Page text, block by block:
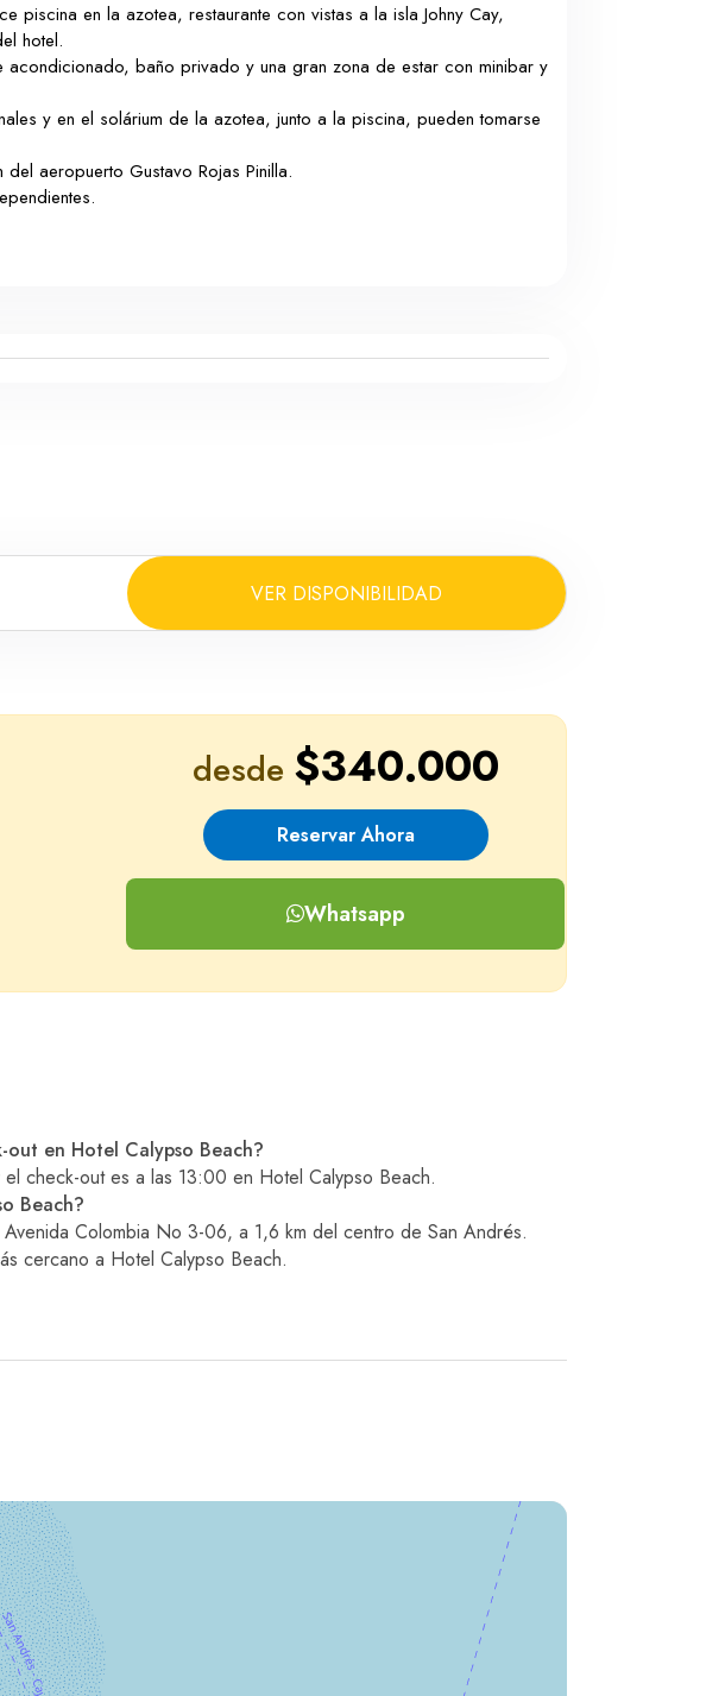
piscina en la azotea, restaurante con vistas a la isla Johny Cay,
hotel.
baño privado y una gran zona de estar con minibar y
y en el solárium de la azotea, junto a la piscina, pueden tomarse
aeropuerto Gustavo Rojas Pinilla.
VER DISPONIBILIDAD
desde $340.000
Reservar Ahora
Whatsapp
en Hotel Calypso Beach?
check-out es a las 13:00 en Hotel Calypso Beach.
Beach?
Colombia No 3-06, a 1,6 km del centro de San Andrés.
cercano a Hotel Calypso Beach.